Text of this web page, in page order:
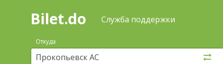
Поиск
покупка
билетов
Bilet.do Служба поддержки
Откуда